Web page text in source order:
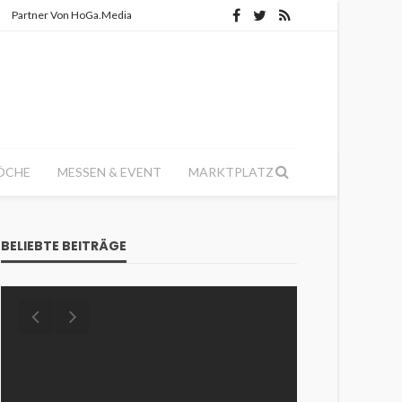
Partner Von HoGa.Media
MESSEN & EVENT MARKTPLATZ
BELIEBTE BEITRÄGE